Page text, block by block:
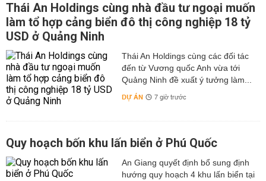
Thái An Holdings cùng nhà đầu tư ngoại muốn
làm tổ hợp cảng biển đô thị công nghiệp 18 tỷ
USD ở Quảng Ninh
Thái An Holdings cùng các đối tác
đến từ Vương quốc Anh vừa tới
Quảng Ninh đề xuất ý tưởng làm...
DỰ ÁN 7 giờ trước
Quy hoạch bốn khu lấn biển ở Phú Quốc
An Giang quyết định bổ sung định
hướng quy hoạch 4 khu lấn biển tại